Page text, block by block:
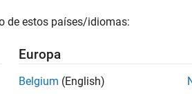
de estos países/idiomas:
Europa
Belgium (English)